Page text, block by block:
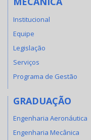
Institucional
Equipe
Legislação
Serviços
Programa de Gestão
GRADUAÇÃO
Engenharia Aeronáutica
Engenharia Mecânica